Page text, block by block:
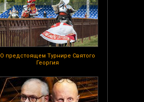
О предстоящем Турнире Святого
Георгия